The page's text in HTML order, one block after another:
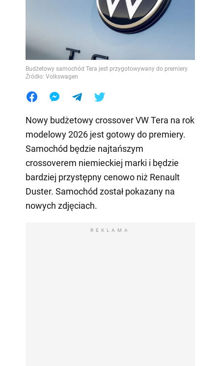
Budżetowy samochód Tera jest przygotowywany do premiery.
Źródło: Volkswagen
Nowy budżetowy crossover VW Tera na rok
modelowy 2026 jest gotowy do premiery.
Samochód będzie najtańszym
crossoverem niemieckiej marki i będzie
bardziej przystępny cenowo niż Renault
Duster. Samochód został pokazany na
nowych zdjęciach.
REKLAMA